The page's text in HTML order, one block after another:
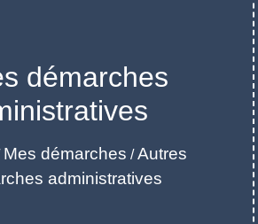
démarches
Mes démarches /Autres
administratives